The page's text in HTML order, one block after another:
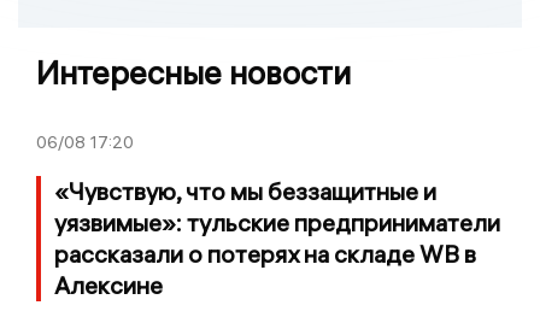
Интересные новости
06/08 17:20
«Чувствую, что мы беззащитные и
уязвимые»: тульские предприниматели
рассказали о потерях на складе WB в
Алексине